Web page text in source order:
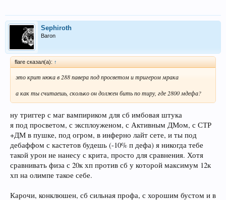
Sephiroth
Baron
flare сказал(а): ↑
это крит нюка в 288 павера под просветом и тригером мрака
а как ты считаешь, сколько он должен бить по тиру, где 2800 мдефа?
ну триггер с маг вампириком для сб имбовая штука
я под просветом, с эксплоуженом, с Активным ДМом, с СТР
+ДМ в пушке, под огром, в инферно лайт сете, и ты под
дебаффом с кастетов будешь (-10% п дефа) я никогда тебе
такой урон не нанесу с крита, просто для сравнения. Хотя
сравнивать физа с 20к хп против сб у которой максимум 12к
хп на олимпе такое себе.
Карочи, конклюшен, сб сильная профа, с хорошим бустом и в